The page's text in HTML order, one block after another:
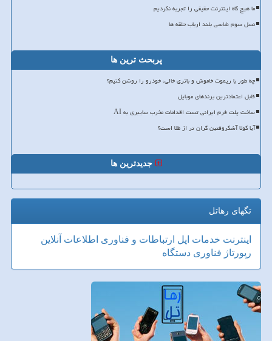
ما هیچ گاه اینترنت حقیقی را تجربه نکردیم
نسل سوم شاسی بلند ارباب حلقه ها
پربحث ترین ها
چه طور با ریموت خاموش و باتری خالی، خودرو را روشن کنیم؟
قابل اعتمادترین برندهای موبایل
ساخت پلت فرم ایرانی تست اقدامات مخرب سایبری به AI
آیا کولا آشکروفتین گران تر از طلا است؟
جدیدترین ها
تگهای رهاتل
اینترنت خدمات اپل ارتباطات و فناوری اطلاعات آنلاین
رپورتاژ فناوری دستگاه